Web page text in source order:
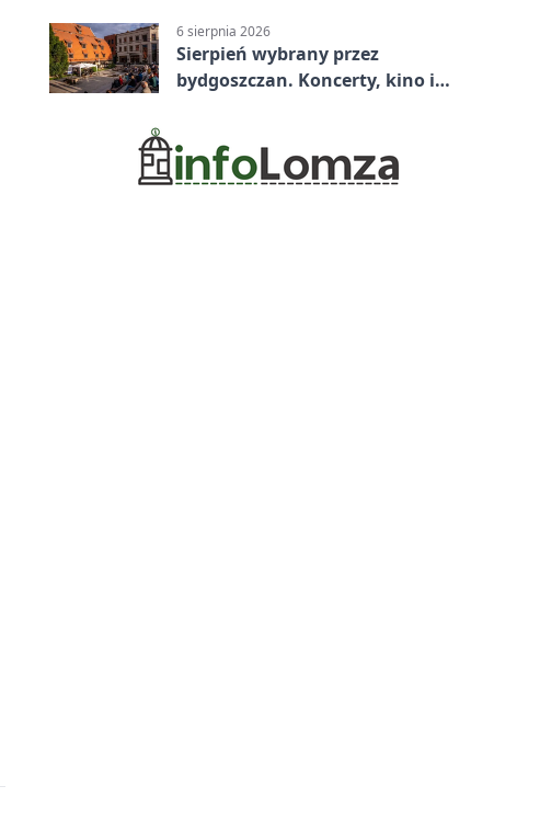
6 sierpnia 2026
Sierpień wybrany przez
bydgoszczan. Koncerty, kino i